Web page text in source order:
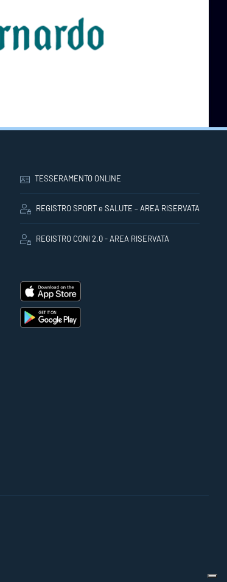
TESSERAMENTO ONLINE
REGISTRO SPORT e SALUTE – AREA RISERVATA
REGISTRO CONI 2.0 - AREA RISERVATA